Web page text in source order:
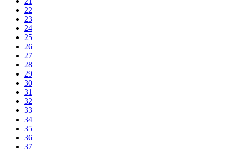
22
23
24
25
26
27
28
29
30
31
32
33
34
35
36
37